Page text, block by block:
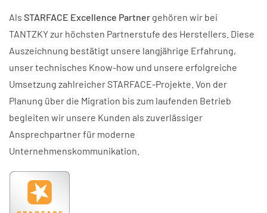
Als STARFACE Excellence Partner gehören wir bei
TANTZKY zur höchsten Partnerstufe des Herstellers. Diese
Auszeichnung bestätigt unsere langjährige Erfahrung,
unser technisches Know-how und unsere erfolgreiche
Umsetzung zahlreicher STARFACE-Projekte. Von der
Planung über die Migration bis zum laufenden Betrieb
begleiten wir unsere Kunden als zuverlässiger
Ansprechpartner für moderne
Unternehmenskommunikation.